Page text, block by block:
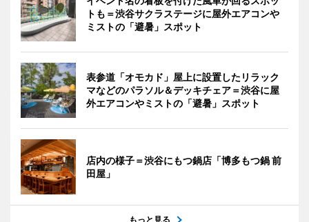
トも＝渋谷サクラステージに屋外エアコンや
ミストの「避暑」スポット
表参道「オモカド」屋上に設置したリラック
マなどのパラソル＆デッキチェア＝渋谷に屋
外エアコンやミストの「避暑」スポット
店内の様子＝渋谷にもつ鍋店「博多もつ鍋 前
田屋」
もっと見る